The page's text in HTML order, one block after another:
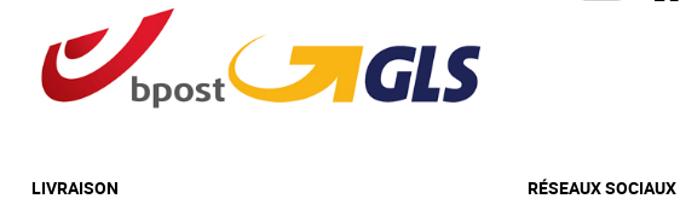
LIVRAISON RÉSEAUX SOCIAUX